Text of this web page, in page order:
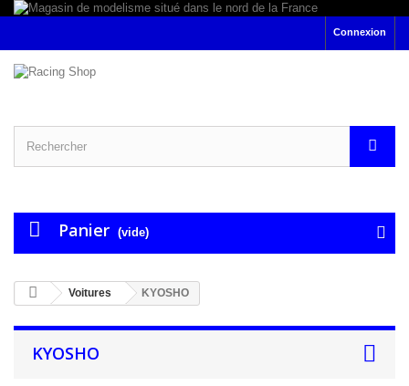
Connexion
Panier (vide)
Voitures KYOSHO
KYOSHO